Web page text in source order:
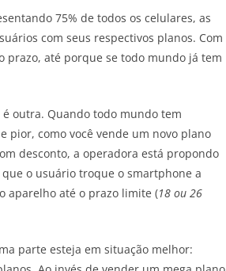
75% de todos os celulares, as
com seus respectivos planos. Com
prazo, até porque se todo mundo já tem
outra. Quando todo mundo tem
pior, como você vende um novo plano
desconto, a operadora está propondo
o usuário troque o smartphone a
aparelho até o prazo limite (18 ou 26
parte esteja em situação melhor: